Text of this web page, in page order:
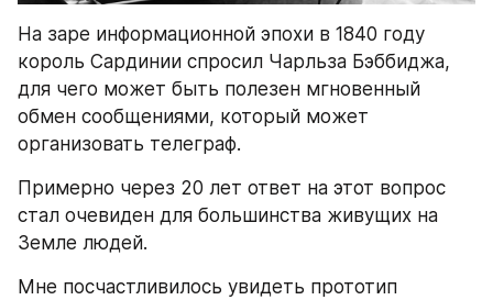
На заре информационной эпохи в 1840 году
король Сардинии спросил Чарльза Бэббиджа,
для чего может быть полезен мгновенный
обмен сообщениями, который может
организовать телеграф.
Примерно через 20 лет ответ на этот вопрос
стал очевиден для большинства живущих на
Земле людей.
Мне посчастливилось увидеть прототип